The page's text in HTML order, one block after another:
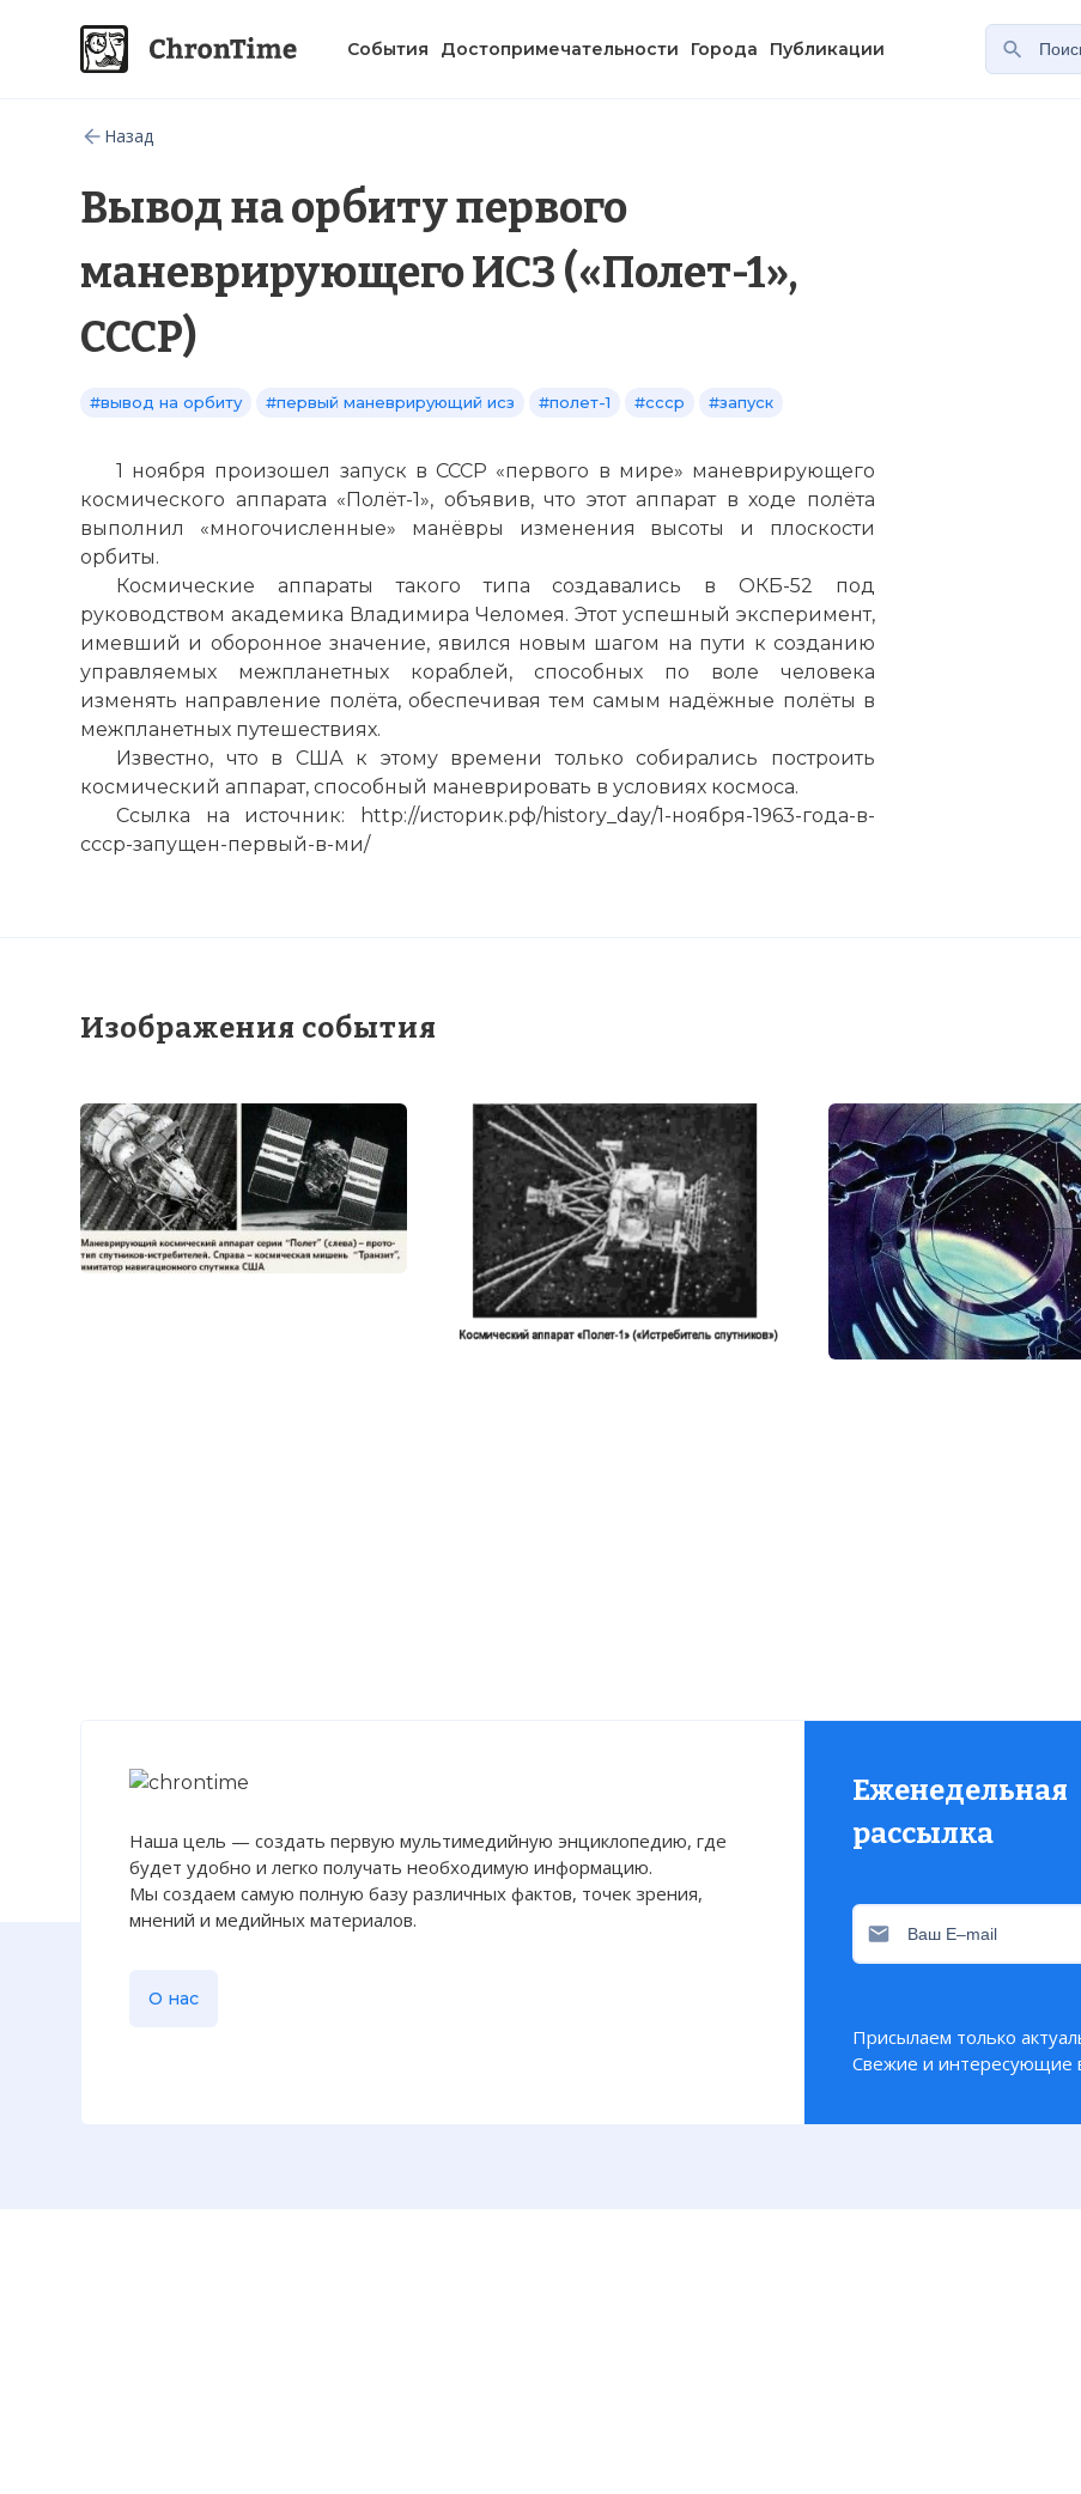
События Достопримечательности Города Публикации
Назад
Вывод на орбиту первого
маневрирующего ИСЗ («Полет-1»,
СССР)
#вывод на орбиту #первый маневрирующий исз #полет-1 #ссср #запуск
1 ноября произошел запуск в СССР «первого в мире» маневрирующего
космического аппарата «Полёт-1», объявив, что этот аппарат в ходе полёта
выполнил «многочисленные» манёвры изменения высоты и плоскости
орбиты.
Космические аппараты такого типа создавались в ОКБ-52 под
руководством академика Владимира Челомея. Этот успешный эксперимент,
имевший и оборонное значение, явился новым шагом на пути к созданию
управляемых межпланетных кораблей, способных по воле человека
изменять направление полёта, обеспечивая тем самым надёжные полёты в
межпланетных путешествиях.
Известно, что в США к этому времени только собирались построить
космический аппарат, способный маневрировать в условиях космоса.
Ссылка на источник: http://историк.рф/history_day/1-ноября-1963-года-в-
ссср-запущен-первый-в-ми/
Изображения события
Наша цель — создать первую мультимедийную энциклопедию, где
будет удобно и легко получать необходимую информацию.
Мы создаем самую полную базу различных фактов, точек зрения,
мнений и медийных материалов.
О нас
Еженедельная
рассылка
Присылаем только
Свежие и интересующие